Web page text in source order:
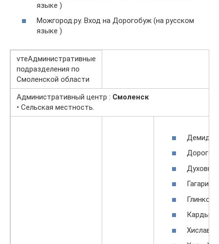
языке )
Можгород.ру. Вход на Дорогобуж (на русском
языке )
vтеАдминистративные
подразделения по
Смоленской области
Административный центр : Смоленск
• Сельская местность.